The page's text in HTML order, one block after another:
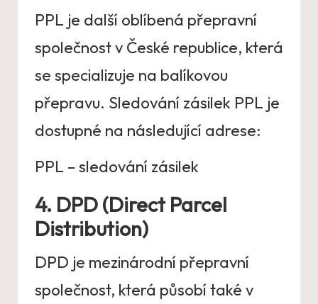
PPL je další oblíbená přepravní
společnost v České republice, která
se specializuje na balíkovou
přepravu. Sledování zásilek PPL je
dostupné na následující adrese:
PPL – sledování zásilek
4. DPD (Direct Parcel
Distribution)
DPD je mezinárodní přepravní
společnost, která působí také v